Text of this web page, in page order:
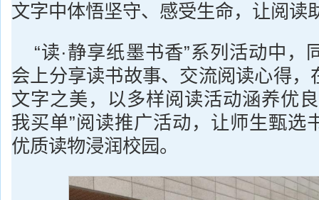
文字中体悟坚守、感受生命，让阅读
“读·静享纸墨书香”系列活动中，
会上分享读书故事、交流阅读心得，
文字之美，以多样阅读活动涵养优
我买单”阅读推广活动，让师生甄选
优质读物浸润校园。